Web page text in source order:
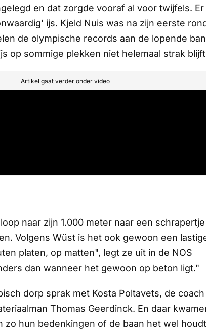
en dat zorgde vooraf al voor twijfels.
ijs. Kjeld Nuis was na zijn eerste
de olympische records aan de lopende
op sommige plekken niet helemaal strak
Artikel gaat verder onder video
naar zijn 1.000 meter naar een
Volgens Wüst is het ook gewoon een
platen, op matten", legt ze uit in de NOS
dan wanneer het gewoon op beton ligt."
dorp sprak met Kosta Poltavets, de coach
Thomas Geerdinck. En daar
zo hun bedenkingen of de baan het wel